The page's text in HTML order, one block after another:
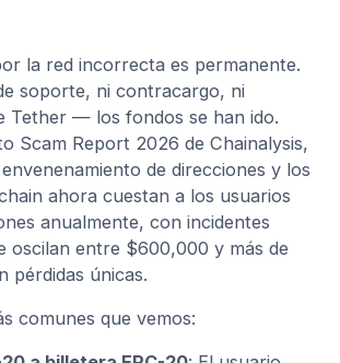
la red incorrecta es permanente.
soporte, ni contracargo, ni
Tether — los fondos se han ido.
Scam Report 2026 de Chainalysis,
de direcciones y los
ahora cuestan a los usuarios
anualmente, con incidentes
oscilan entre $600,000 y más de
pérdidas únicas.
comunes que vemos: